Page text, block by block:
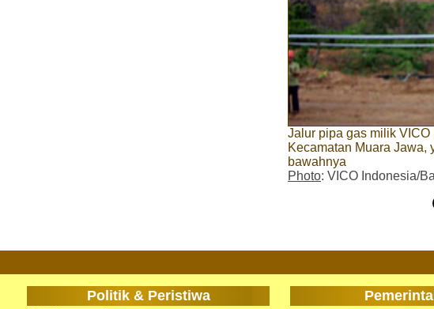
Jalur pipa gas milik
Kecamatan Muara Jawa,
bawahnya
Photo: VICO Indonesia/
Politik & Peristiwa